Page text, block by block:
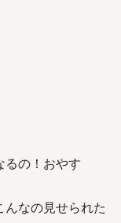
るの！おやす
なの見せられた